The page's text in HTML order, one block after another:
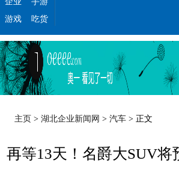
游戏
吃货
主页 >湖北企业新闻网 >汽车 > 正文
再等13天！名爵大SUV将